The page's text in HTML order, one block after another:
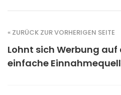
« ZURÜCK ZUR VORHERIGEN SEITE
Lohnt sich Werbung
einfache